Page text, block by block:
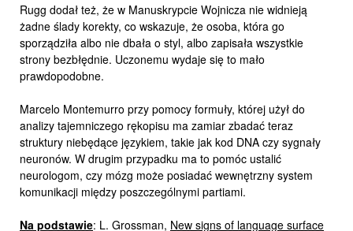
Rugg dodał też, że w Manuskrypcie Wojnicza nie widnieją
żadne ślady korekty, co wskazuje, że osoba, która go
sporządziła albo nie dbała o styl, albo zapisała wszystkie
strony bezbłędnie. Uczonemu wydaje się to mało
prawdopodobne.
Marcelo Montemurro przy pomocy formuły, której użył do
analizy tajemniczego rękopisu ma zamiar zbadać teraz
struktury niebędące językiem, takie jak kod DNA czy sygnały
neuronów. W drugim przypadku ma to pomóc ustalić
neurologom, czy mózg może posiadać wewnętrzny system
komunikacji między poszczególnymi partiami.
Na podstawie: L. Grossman, New signs of language surface